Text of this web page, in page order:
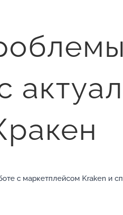
с маркетплейсом Kraken и